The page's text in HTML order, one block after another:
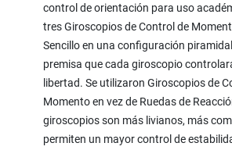
control de orientación para uso
tres Giroscopios de Control de
Sencillo en una configuración
premisa que cada giroscopio
libertad. Se utilizaron Giroscopios de
Momento en vez de Ruedas de
giroscopios son más livianos, más
permiten un mayor control de